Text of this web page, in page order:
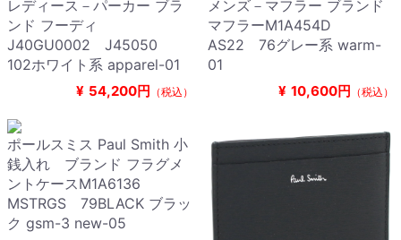
レディース－パーカー ブラ
ンド フーディ
J40GU0002 J45050
102ホワイト系 apparel-01
¥ 54,200円 （税込）
メンズ－マフラー ブランド
マフラーM1A454D
AS22 76グレー系 warm-
01
¥ 10,600円 （税込）
ポールスミス Paul Smith 小
銭入れ ブランド フラグメ
ントケースM1A6136
MSTRGS 79BLACK ブラッ
ク gsm-3 new-05